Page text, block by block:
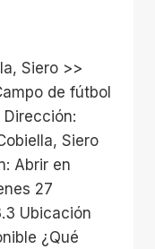
Siero >>
de fútbol
Dirección:
Siero
Abrir en
27
Ubicación
¿Qué